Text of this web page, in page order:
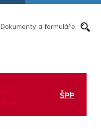
Dokumenty a formuláře
ŠPP